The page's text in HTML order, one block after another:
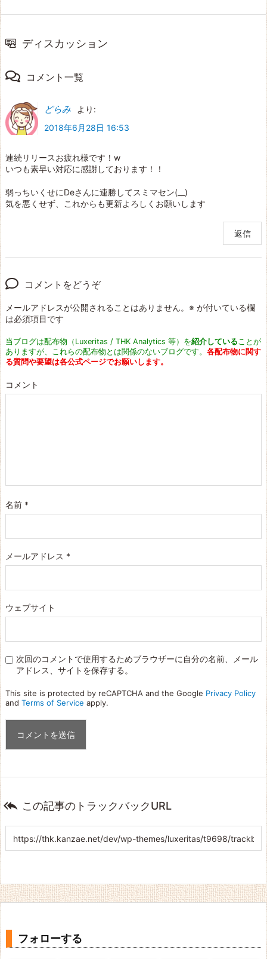
ディスカッション
コメント一覧
どらみ
より:
2018年6月28日 16:53
連続リリースお疲れ様です！w
いつも素早い対応に感謝しております！！
弱っちいくせにDeさんに連勝してスミマセン(__)
気を悪くせず、これからも更新よろしくお願いします
返信
コメントをどうぞ
メールアドレスが公開されることはありません。 ※ が付いている欄
は必須項目です
当ブログは配布物（Luxeritas / THK Analytics 等）を紹介していることが
ありますが、これらの配布物とは関係のないブログです。 各配布物に関す
る質問や要望は各公式ページでお願いします。
コメント
名前 *
メールアドレス *
ウェブサイト
次回のコメントで使用するためブラウザーに自分の名前、メール
アドレス、サイトを保存する。
This site is protected by reCAPTCHA and the Google Privacy Policy
and Terms of Service apply.
 この記事のトラックバックURL
フォローする